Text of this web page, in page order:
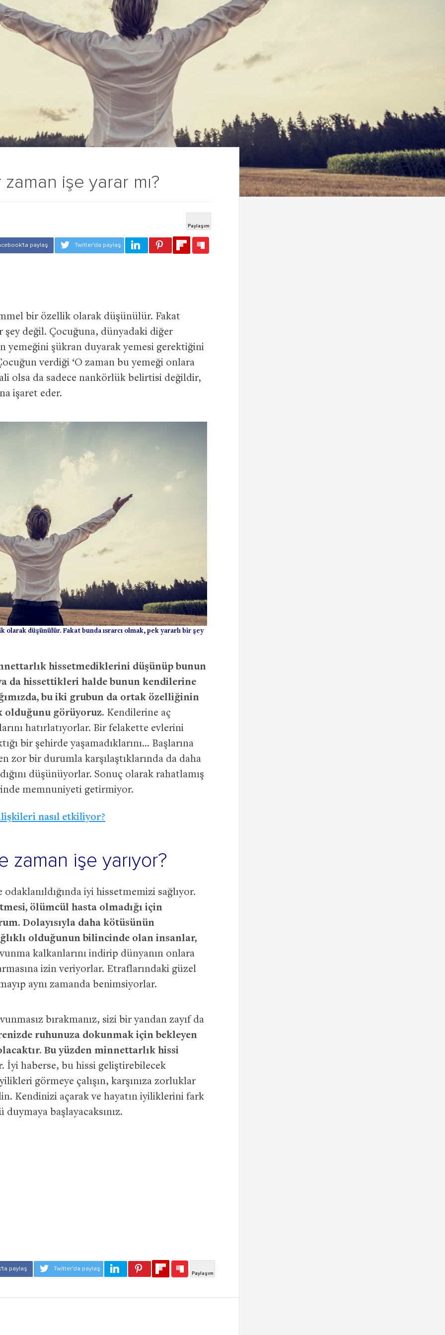
işe yarar mı?
bir özellik olarak düşünülür. Fakat
şey değil. Çocuğuna, dünyadaki diğer
yemeğini şükran duyarak yemesi gerektiğini
verdiği ‘O zaman bu yemeği onlara
olsa da sadece nankörlük belirtisi değildir,
işaret eder.
düşünülür. Fakat bunda ısrarcı olmak, pek yararlı bir şey
hissetmediklerini düşünüp bunun
da hissettikleri halde bunun kendilerine
bu iki grubun da ortak özelliğinin
olduğunu görüyoruz. Kendilerine aç
hatırlatıyorlar. Bir felakette evlerini
bir şehirde yaşamadıklarını… Başlarına
zor bir durumla karşılaştıklarında da daha
düşünüyorlar. Sonuç olarak rahatlamış
memnuniyeti getirmiyor.
nasıl etkiliyor?
zaman işe yarıyor?
iyi hissetmemizi sağlıyor.
ölümcül hasta olmadığı için
Dolayısıyla daha kötüsünün
olduğunun bilincinde olan insanlar,
kalkanlarını indirip dünyanın onlara
izin veriyorlar. Etraflarındaki güzel
aynı zamanda benimsiyorlar.
bırakmanız, sizi bir yandan zayıf da
ruhunuza dokunmak için bekleyen
Bu yüzden minnettarlık hissi
İyi haberse, bu hissi geliştirebilecek
görmeye çalışın, karşınıza zorluklar
Kendinizi açarak ve hayatın iyiliklerini fark
duymaya başlayacaksınız.